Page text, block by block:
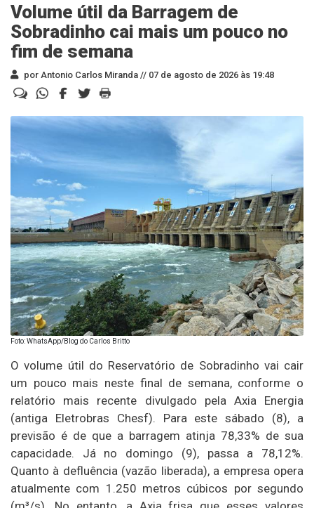
Volume útil da Barragem de
Sobradinho cai mais um pouco no
fim de semana
por Antonio Carlos Miranda // 07 de agosto de 2026 às 19:48
Foto: WhatsApp/Blog do Carlos Britto
O volume útil do Reservatório de Sobradinho vai cair
um pouco mais neste final de semana, conforme o
relatório mais recente divulgado pela Axia Energia
(antiga Eletrobras Chesf). Para este sábado (8), a
previsão é de que a barragem atinja 78,33% de sua
capacidade. Já no domingo (9), passa a 78,12%.
Quanto à defluência (vazão liberada), a empresa opera
atualmente com 1.250 metros cúbicos por segundo